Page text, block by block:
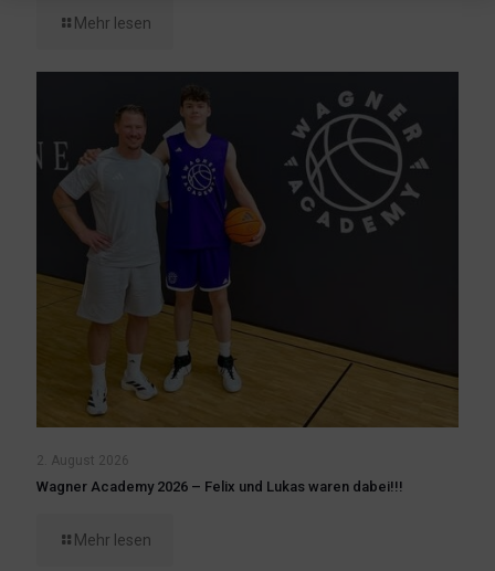
Mehr lesen
2. August 2026
Wagner Academy 2026 – Felix und Lukas waren dabei!!!
Mehr lesen